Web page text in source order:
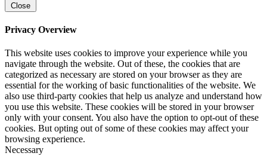
Close
Privacy Overview
This website uses cookies to improve your experience while you
navigate through the website. Out of these, the cookies that are
categorized as necessary are stored on your browser as they are
essential for the working of basic functionalities of the website. We
also use third-party cookies that help us analyze and understand how
you use this website. These cookies will be stored in your browser
only with your consent. You also have the option to opt-out of these
cookies. But opting out of some of these cookies may affect your
browsing experience.
Necessary